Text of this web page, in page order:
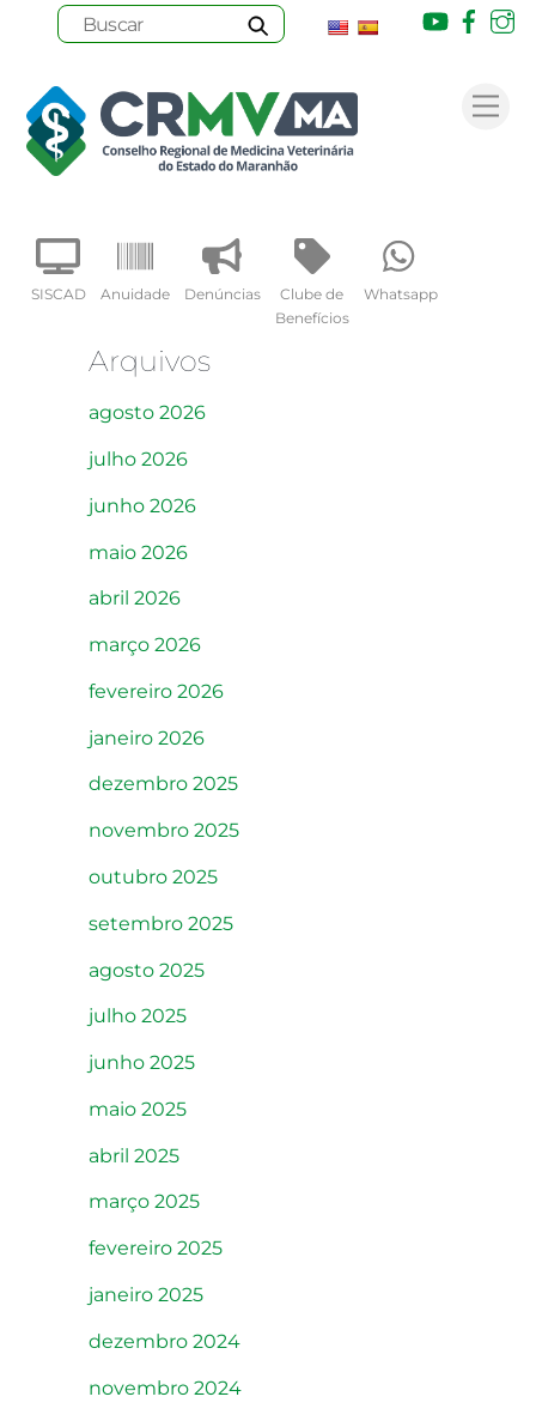
content
SISCAD Anuidade Denúncias
Clube de
Benefícios
Whatsapp
Youtube
Arquivos
agosto 2026
julho 2026
junho 2026
maio 2026
abril 2026
março 2026
fevereiro 2026
janeiro 2026
dezembro 2025
novembro 2025
outubro 2025
setembro 2025
agosto 2025
julho 2025
junho 2025
maio 2025
abril 2025
março 2025
fevereiro 2025
janeiro 2025
dezembro 2024
novembro 2024